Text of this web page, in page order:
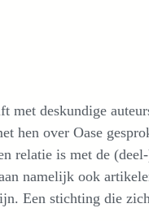
deskundige
hen over Oase
relatie is met de
namelijk ook
Een stichting die